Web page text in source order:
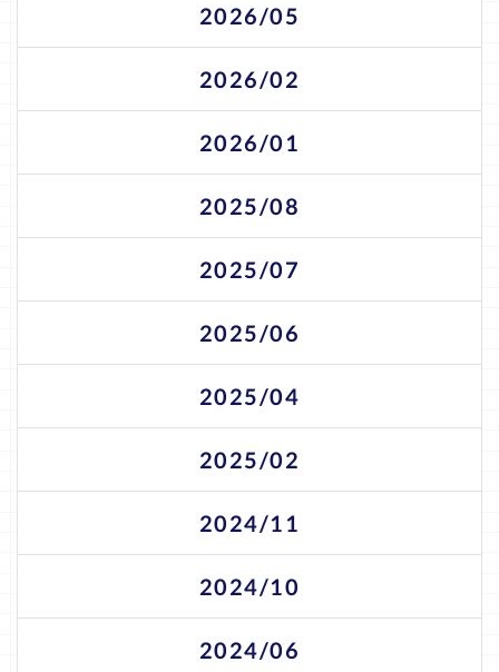
2026/05
2026/02
2026/01
2025/08
2025/07
2025/06
2025/04
2025/02
2024/11
2024/10
2024/06